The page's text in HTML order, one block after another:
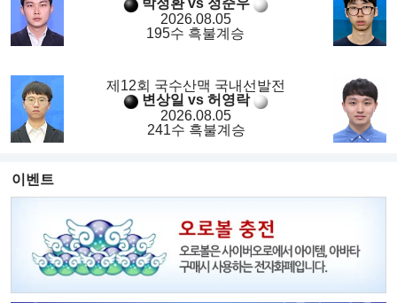
박정환 vs 정준우
2026.08.05
195수 흑불계승
제12회 국수산맥 국내선발전
변상일 vs 허영락
2026.08.05
241수 흑불계승
이벤트